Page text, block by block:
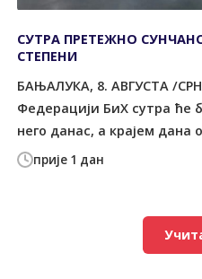
прије 1 дан
СУТРА ПРЕТЕЖНО
СТЕПЕНИ
БАЊАЛУКА, 8. АВГУСТА /
Федерацији БиХ сутра ће
него данас, а крајем дана